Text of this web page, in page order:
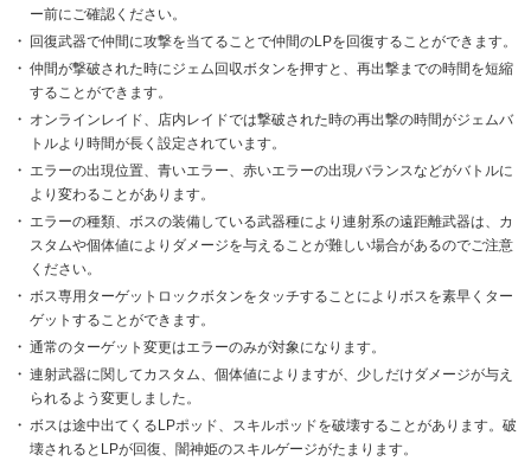
ー前にご確認ください。
回復武器で仲間に攻撃を当てることで仲間のLPを回復することができます。
仲間が撃破された時にジェム回収ボタンを押すと、再出撃までの時間を短縮
することができます。
オンラインレイド、店内レイドでは撃破された時の再出撃の時間がジェムバ
トルより時間が長く設定されています。
エラーの出現位置、青いエラー、赤いエラーの出現バランスなどがバトルに
より変わることがあります。
エラーの種類、ボスの装備している武器種により連射系の遠距離武器は、カ
スタムや個体値によりダメージを与えることが難しい場合があるのでご注意
ください。
ボス専用ターゲットロックボタンをタッチすることによりボスを素早くター
ゲットすることができます。
通常のターゲット変更はエラーのみが対象になります。
連射武器に関してカスタム、個体値によりますが、少しだけダメージが与え
られるよう変更しました。
ボスは途中出てくるLPポッド、スキルポッドを破壊することがあります。破
壊されるとLPが回復、闇神姫のスキルゲージがたまります。